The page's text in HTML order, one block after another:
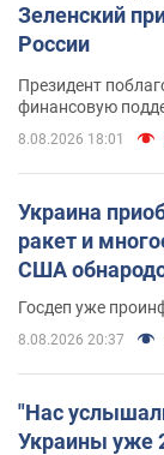
Зеленский
России
Президент
финансовую
8.08.2026 18:01
Украина
ракет и
США
Госдеп уже
8.08.2026 20:37
"Нас
Украины уже